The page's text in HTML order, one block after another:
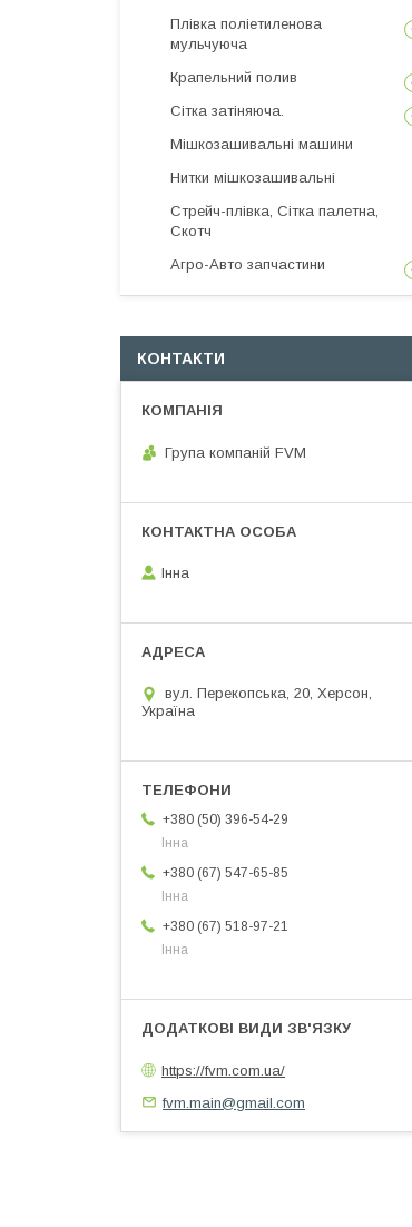
Плівка поліетиленова
мульчуюча
Крапельний полив
Сітка затіняюча.
Мішкозашивальні машини
Нитки мішкозашивальні
Стрейч-плівка, Сітка палетна,
Скотч
Агро-Авто запчастини
КОНТАКТИ
Група компаній FVM
Інна
вул. Перекопська, 20, Херсон,
Україна
+380 (50) 396-54-29
Інна
+380 (67) 547-65-85
Інна
+380 (67) 518-97-21
Інна
https://fvm.com.ua/
fvm.main@gmail.com